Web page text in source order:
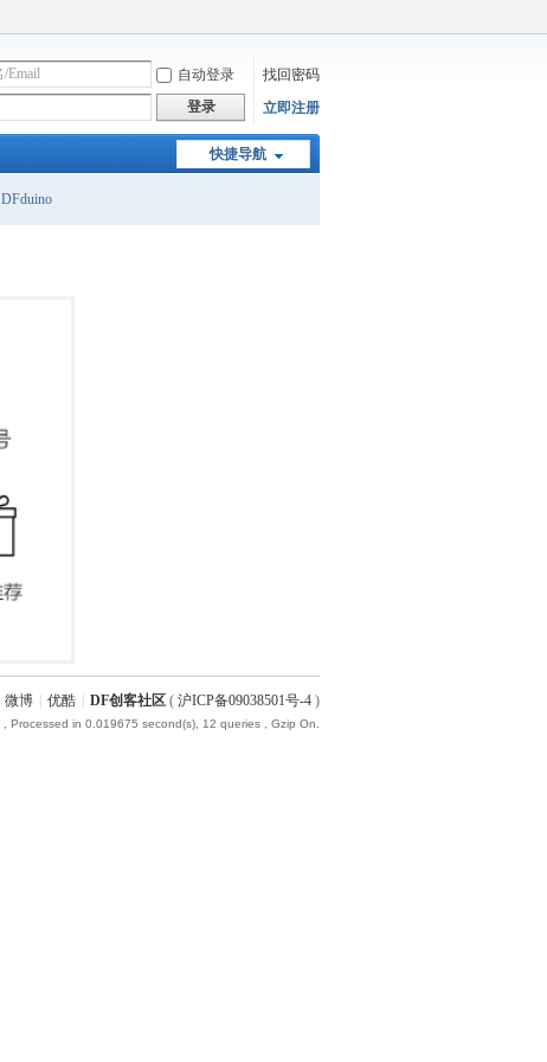
自动登录
找回密码
登录 立即注册
快捷导航
DFduino
微博 优酷 DF创客社区 ( 沪ICP备09038501号-4 )
, Processed in 0.019675 second(s), 12 queries , Gzip On.